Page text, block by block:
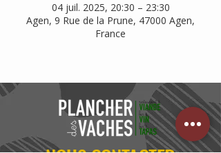
04 juil. 2025, 20:30 – 23:30
Agen, 9 Rue de la Prune, 47000 Agen,
France